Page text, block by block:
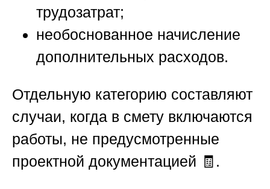
трудозатрат;
необоснованное начисление
дополнительных расходов.
Отдельную категорию составляют
случаи, когда в смету включаются
работы, не предусмотренные
проектной документацией 🧾.